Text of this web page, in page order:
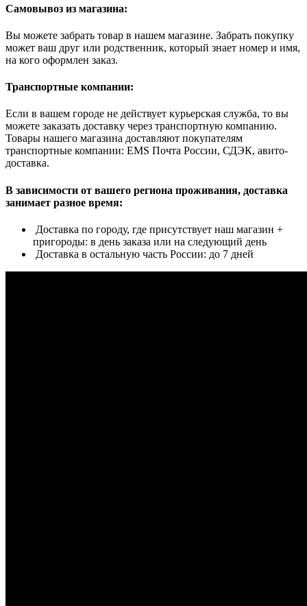
Самовывоз из магазина:
Вы можете забрать товар в нашем магазине. Забрать покупку
может ваш друг или родственник, который знает номер и имя,
на кого оформлен заказ.
Транспортные компании:
Если в вашем городе не действует курьерская служба, то вы
можете заказать доставку через транспортную компанию.
Товары нашего магазина доставляют покупателям
транспортные компании: EMS Почта России, СДЭК, авито-
доставка.
В зависимости от вашего региона проживания, доставка
занимает разное время:
Доставка по городу, где присутствует наш магазин +
пригороды: в день заказа или на следующий день
Доставка в остальную часть России: до 7 дней